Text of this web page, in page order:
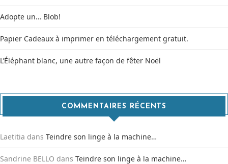
Adopte un… Blob!
Papier Cadeaux à imprimer en téléchargement gratuit.
L’Éléphant blanc, une autre façon de fêter Noël
COMMENTAIRES RÉCENTS
Laetitia dans Teindre son linge à la machine…
Sandrine BELLO dans Teindre son linge à la machine…